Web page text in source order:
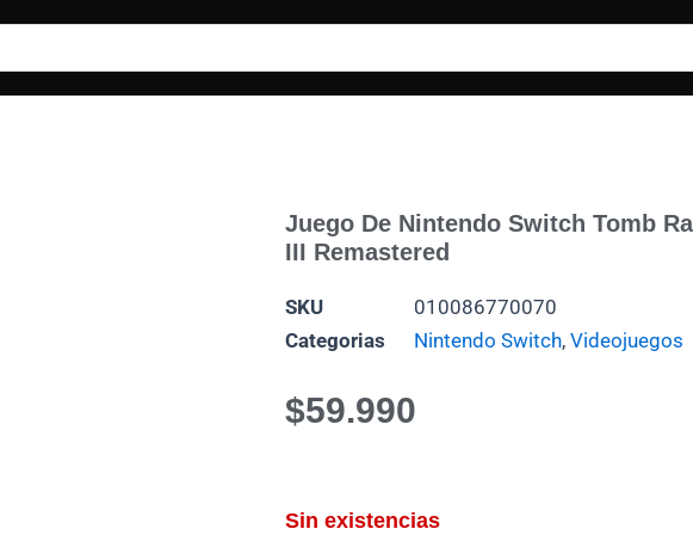
Juego De Nintendo Switch Tomb
III Remastered
SKU
010086770070
Categorias
Nintendo Switch, Videojuegos
$59.990
Sin existencias